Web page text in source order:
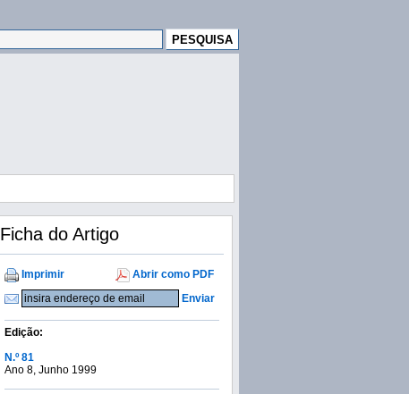
Ficha do Artigo
Imprimir
Abrir como PDF
Enviar
Edição:
N.º 81
Ano 8, Junho 1999